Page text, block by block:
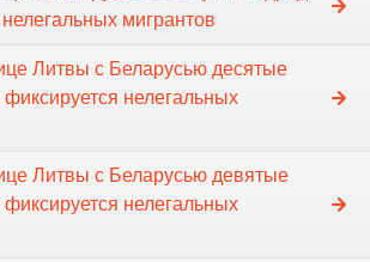
мигрантов
Литвы с Беларусью деcятые
фиксируется нелегальных
Литвы с Беларусью девятые
фиксируется нелегальных